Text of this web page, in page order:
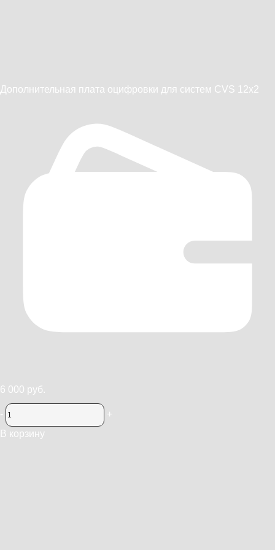
Дополнительная плата оцифровки для систем CVS 12x2
6 000 руб.
-
+
В корзину